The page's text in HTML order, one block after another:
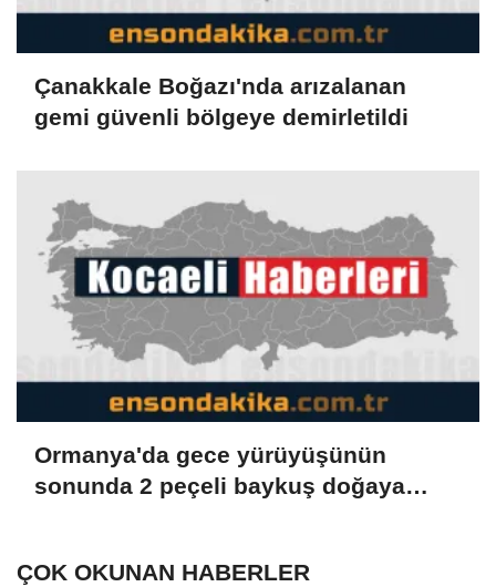
Çanakkale Boğazı'nda arızalanan
gemi güvenli bölgeye demirletildi
Ormanya'da gece yürüyüşünün
sonunda 2 peçeli baykuş doğaya
ÇOK OKUNAN HABERLER